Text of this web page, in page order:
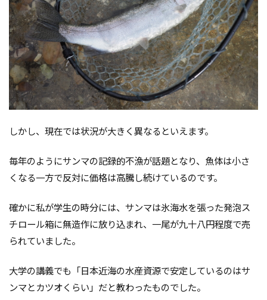
しかし、現在では状況が大きく異なるといえます。
毎年のようにサンマの記録的不漁が話題となり、魚体は小さ
くなる一方で反対に価格は高騰し続けているのです。
確かに私が学生の時分には、サンマは氷海水を張った発泡ス
チロール箱に無造作に放り込まれ、一尾が九十八円程度で売
られていました。
大学の講義でも「日本近海の水産資源で安定しているのはサ
ンマとカツオくらい」だと教わったものでした。